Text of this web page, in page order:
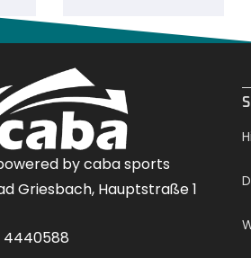
by caba sports
Griesbach, Hauptstraße 1
4440588